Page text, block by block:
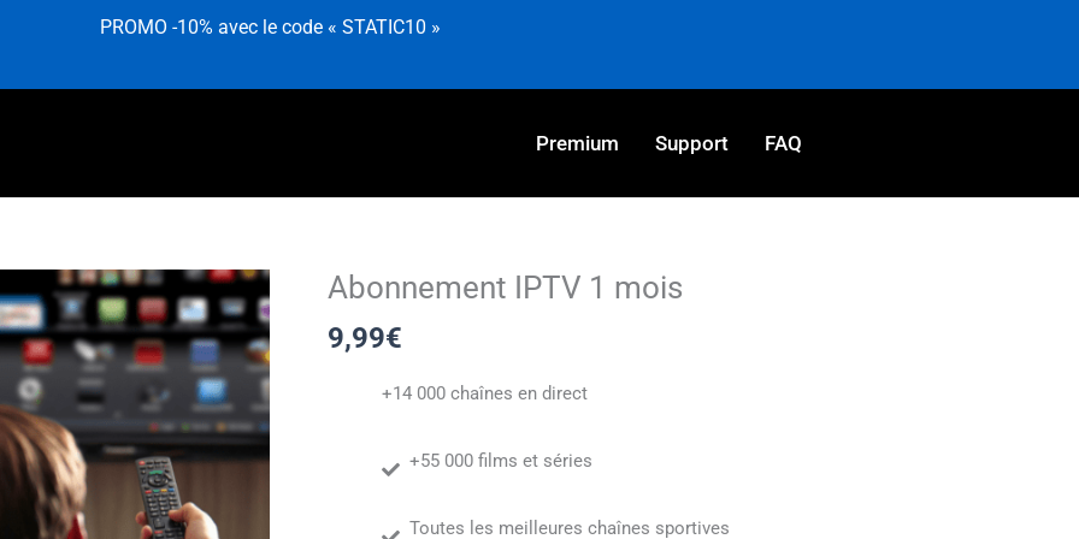
PROMO -10% avec le code « STATIC10 »
Premium Support FAQ
Abonnement IPTV 1 mois
9,99€
+14 000 chaînes en direct
+55 000 films et séries
Toutes les meilleures chaînes sportives
quantité
Abonnement